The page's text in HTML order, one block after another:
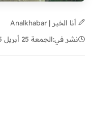
أنا الخبر | Analkhabar
نشر في:الجمعة 25 أبريل 2025 - 15:37